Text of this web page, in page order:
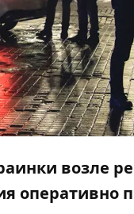
возле
оперативно